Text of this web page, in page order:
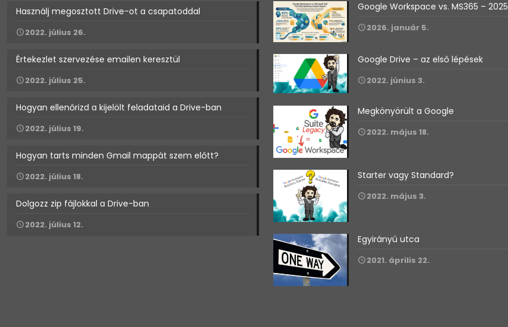
Használj megosztott Drive-ot a csapatoddal
2022. július 26.
Értekezlet szervezése emailen keresztül
2022. július 25.
Hogyan ellenőrizd a kijelölt feladataid a Drive-ban
2022. július 19.
Hogyan tarts minden Gmail mappát szem előtt?
2022. július 18.
Dolgozz zip fájlokkal a Drive-ban
2022. július 12.
Google Workspace vs. MS365 – 2025
2026. január 5.
Google Drive – az első lépések
2022. június 3.
Megkönyörült a Google
2022. május 18.
Starter vagy Standard?
2022. május 3.
Egyirányú utca
2021. április 22.